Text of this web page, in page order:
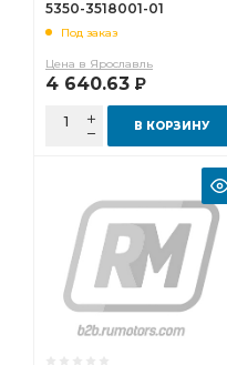
5350-3518001-01
Под заказ
Цена в Ярославль
4 640.63 Р
В КОРЗИНУ